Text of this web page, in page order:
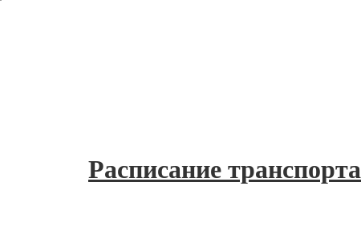
Расписание транспорта